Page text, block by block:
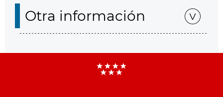
Otra información